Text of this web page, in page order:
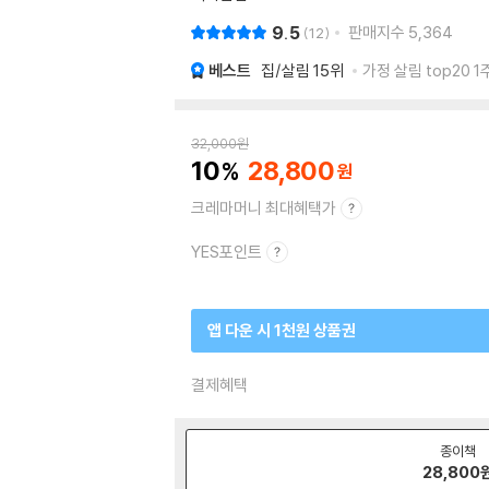
9.5 12 판매지수 5,364
베스트 집/살림 15위 가정 살림 top20 1
32,000원
10 28,800
크레마머니 최대혜택가
YES포인트
앱 다운 시 1천원 상품권
결제혜택
종이책
28,800